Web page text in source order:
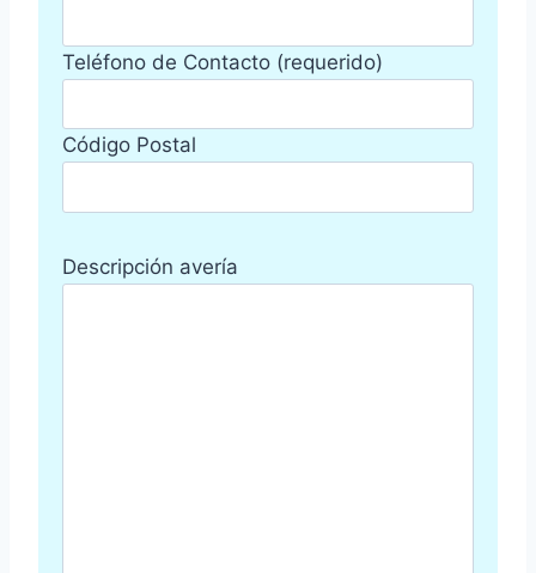
Teléfono de Contacto (requerido)
Código Postal
Descripción avería